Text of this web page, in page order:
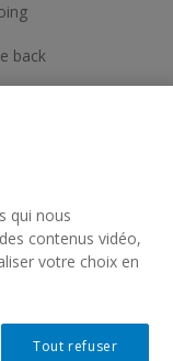
back
qui nous
contenus vidéo,
votre choix en
Tout refuser